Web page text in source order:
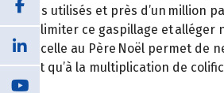
jamais utilisés et près d’un million
pour limiter ce gaspillage et alléger
liste, celle au Père Noël permet de
plutôt qu’à la multiplication de